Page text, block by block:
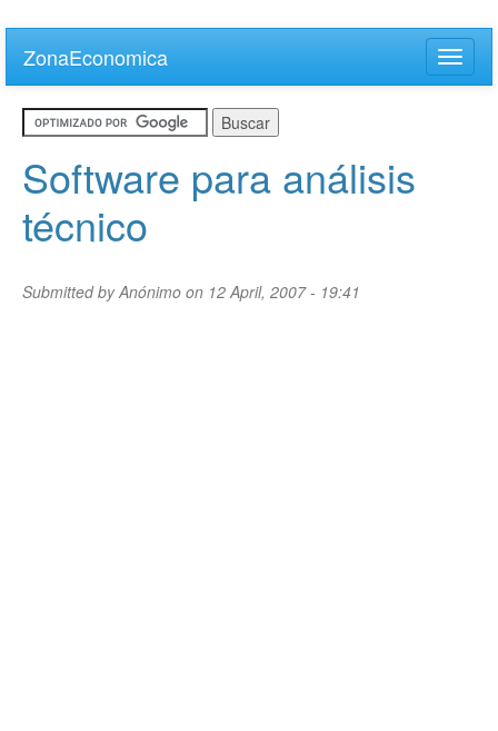
main
content
ZonaEconomica
Toggle
Software para análisis
técnico
Submitted byAnónimo on 12 April, 2007 - 19:41